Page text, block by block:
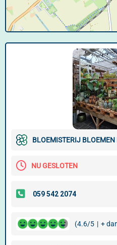
BLOEMISTERIJ BLOEMEN
NU GESLOTEN
(4.6/5 | +